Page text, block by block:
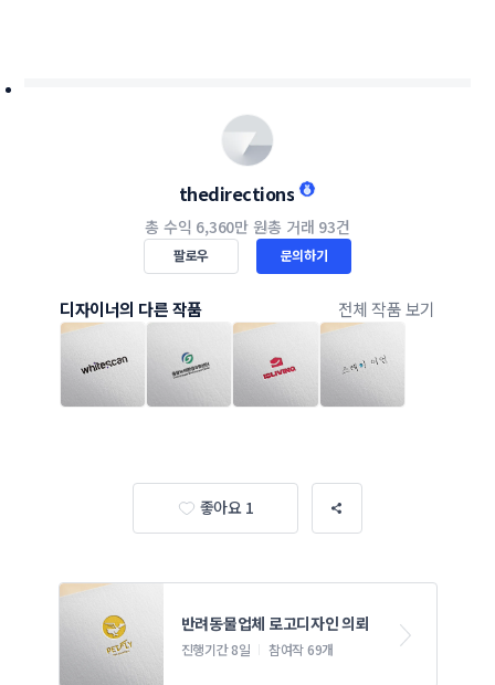
thedirections
총 수익 6,360만 원총 거래 93건
팔로우 문의하기
디자이너의 다른 작품 전체 작품 보기
좋아요 1
반려동물업체 로고디자인 의뢰
진행기간 8일 참여작 69개